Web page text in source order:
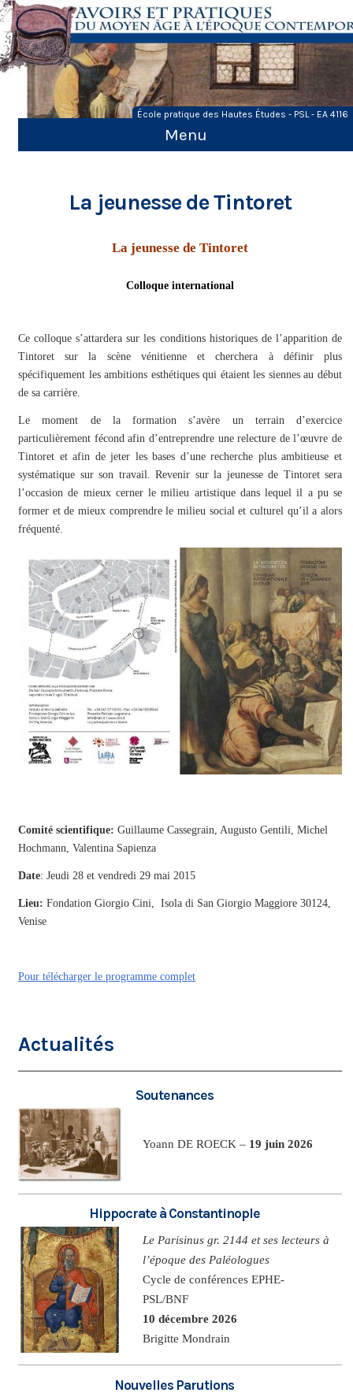
Skip
to
content
École pratique des Hautes Études - PSL - EA 4116
Menu
La jeunesse de Tintoret
La jeunesse de Tintoret
Colloque international
Ce colloque s’attardera sur les conditions historiques de l’apparition de
Tintoret sur la scène vénitienne et cherchera à définir plus
spécifiquement les ambitions esthétiques qui étaient les siennes au début
de sa carrière.
Le moment de la formation s’avère un terrain d’exercice
particulièrement fécond afin d’entreprendre une relecture de l’œuvre de
Tintoret et afin de jeter les bases d’une recherche plus ambitieuse et
systématique sur son travail. Revenir sur la jeunesse de Tintoret sera
l’occasion de mieux cerner le milieu artistique dans lequel il a pu se
former et de mieux comprendre le milieu social et culturel qu’il a alors
fréquenté.
Comité scientifique: Guillaume Cassegrain, Augusto Gentili, Michel
Hochmann, Valentina Sapienza
Date: Jeudi 28 et vendredi 29 mai 2015
Lieu:Fondation Giorgio Cini, Isola di San Giorgio Maggiore 30124,
Venise
Pour télécharger le programme complet
Actualités
Soutenances
Yoann DE ROECK – 19 juin 2026
Hippocrate à Constantinople
Le Parisinus gr. 2144 et ses lecteurs à
l’époque des Paléologues
Cycle de conférences EPHE-
PSL/BNF
10 décembre 2026
Brigitte Mondrain
Nouvelles Parutions